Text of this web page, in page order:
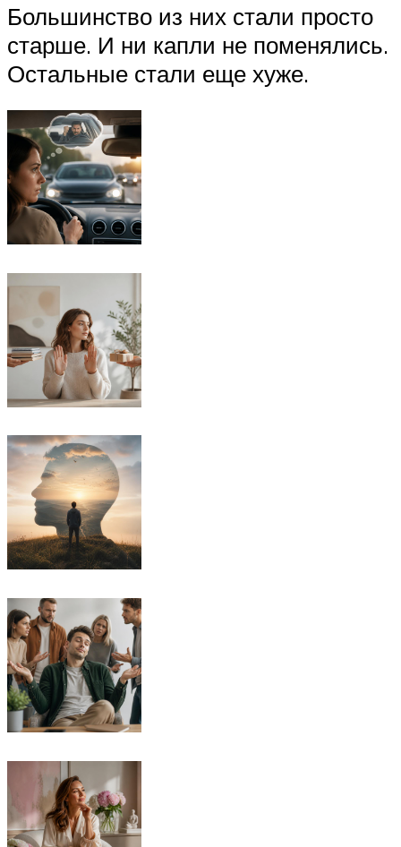
Большинство из них стали просто
старше. И ни капли не поменялись.
Остальные стали еще хуже.